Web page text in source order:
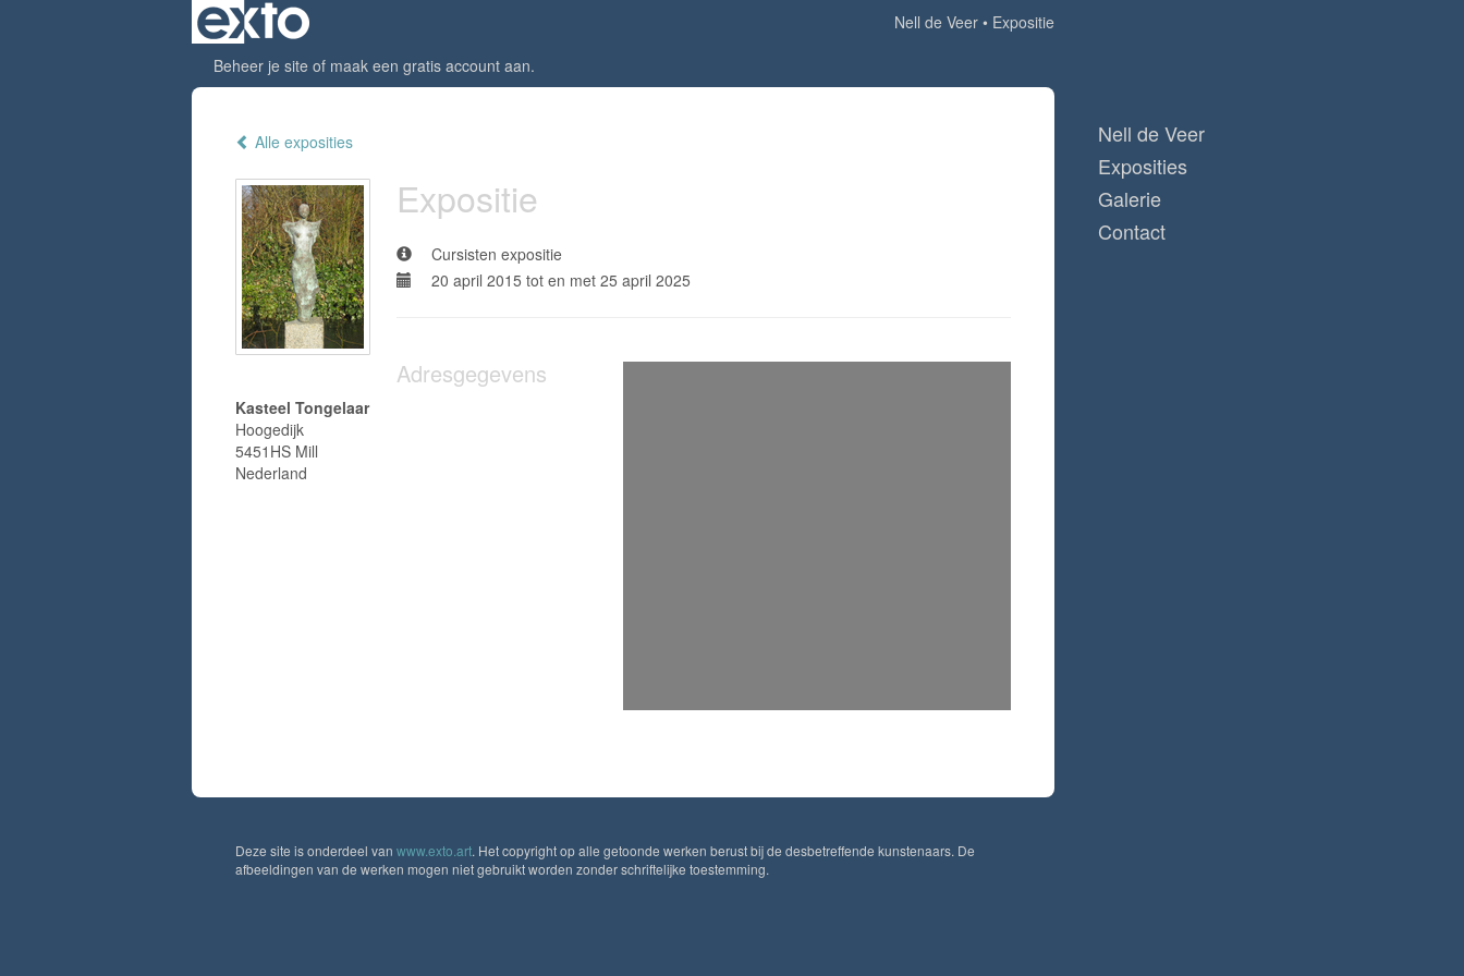
Nell de Veer
Expositie
Beheer je site of maak een gratis account aan.
Alle exposities
Expositie
Cursisten expositie
20 april 2015 tot en met 25 april 2025
Adresgegevens
Kasteel Tongelaar
Hoogedijk
5451HS Mill
Nederland
Nell de Veer
Exposities
Galerie
Contact
Deze site is onderdeel van www.exto.art. Het copyright op alle getoonde werken berust bij de desbetreffende kunstenaars. De
afbeeldingen van de werken mogen niet gebruikt worden zonder schriftelijke toestemming.